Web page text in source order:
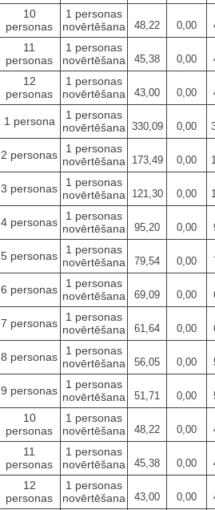
10
personas
1 personas
novērtēšana
48,22 0,00
11
personas
1 personas
novērtēšana
45,38 0,00
12
personas
1 personas
novērtēšana
43,00 0,00
1 persona
1 personas
novērtēšana 330,09 0,00
2 personas
1 personas
novērtēšana
173,49 0,00
3 personas
1 personas
novērtēšana
121,30 0,00
4 personas
1 personas
novērtēšana
95,20 0,00
5 personas
1 personas
novērtēšana
79,54 0,00
6 personas
1 personas
novērtēšana
69,09 0,00
7 personas
1 personas
novērtēšana
61,64 0,00
8 personas
1 personas
novērtēšana
56,05 0,00
9 personas
1 personas
novērtēšana
51,71 0,00
10
personas
1 personas
novērtēšana
48,22 0,00
11
personas
1 personas
novērtēšana
45,38 0,00
12
personas
1 personas
novērtēšana
43,00 0,00